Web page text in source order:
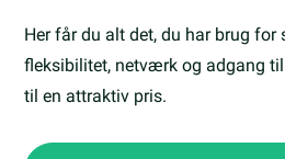
Her får du alt det, du har brug
fleksibilitet, netværk og adgang
til en attraktiv pris.